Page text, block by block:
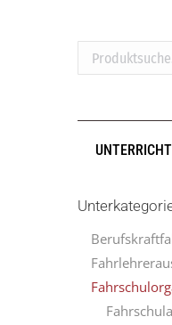
Produktsuche...
UNTERRICHT